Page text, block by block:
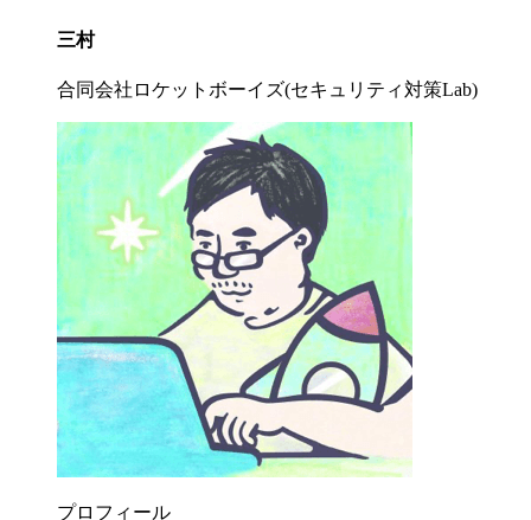
三村
合同会社ロケットボーイズ(セキュリティ対策Lab)
プロフィール